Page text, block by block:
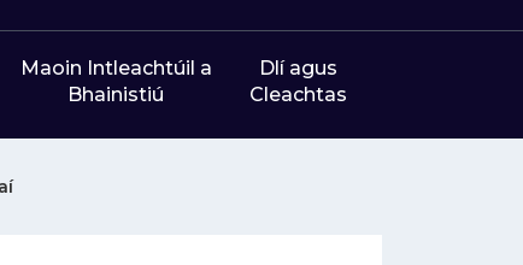
Maoin Intleachtúil a
Bhainistiú
Dlí agus
Cleachtas